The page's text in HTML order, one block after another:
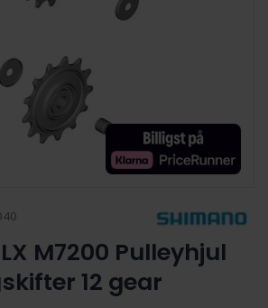
M7200 Pulleyhjul
12 gear